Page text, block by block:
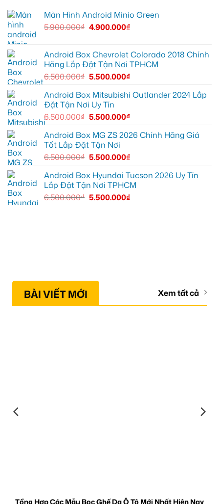
cần
sáng
Suzuki
tại
ghi
lại
mọi
cung
đường
Android
cho
Quận
xem
Youtube
Màn Hình Android Minio Green
5.900.000₫ 4.900.000₫
Android Box Chevrolet Colorado 2018 Chính
Hãng Lắp Đặt Tận Nơi TPHCM
6.500.000₫ 5.500.000₫
Android Box Mitsubishi Outlander 2024 Lắp
Đặt Tận Nơi Uy Tín
6.500.000₫ 5.500.000₫
Android Box MG ZS 2026 Chính Hãng Giá
Tốt Lắp Đặt Tận Nơi
6.500.000₫ 5.500.000₫
Android Box Hyundai Tucson 2026 Uy Tín
Lắp Đặt Tận Nơi TPHCM
6.500.000₫ 5.500.000₫
BÀI VIẾT MỚI Xem tất cả
Tổng Hợp Các Mẫu Bọc Ghế Da Ô Tô Mới Nhất Hiện Nay